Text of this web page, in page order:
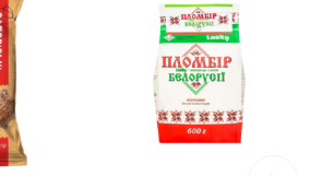
гарнитури, които балансират
естествения вкус на рибата.
избор за любителите на по-
рибни деликатеси.
на приготвяне, продуктът
и дълготраен вкус, който